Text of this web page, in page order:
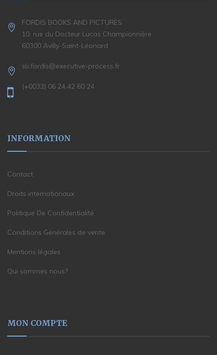
FORDIS BOOKS AND PICTURES
10, rue du Docteur Lucas Championnière
60300 Avilly-Saint-Léonard
sb.fordis@executive-process.fr
(+0033) 06 24 42 60 24
INFORMATION
Contact
Droits internationaux
Politique De Confidentialité
Conditions Générales de vente
Mentions légales
Qui sommes nous?
MON COMPTE